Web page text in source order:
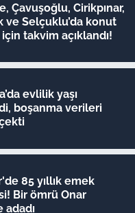
Çavuşoğlu, Cirikpınar,
ve Selçuklu’da konut
takvim açıklandı!
evlilik yaşı
boşanma verileri
85 yıllık emek
Bir ömrü Onar
adadı